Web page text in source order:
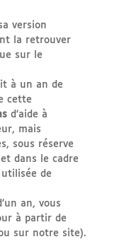
version
la retrouver
sur le
à un an de
cette
d’aide à
mais
sous réserve
dans le cadre
de
an, vous
à partir de
sur notre site).